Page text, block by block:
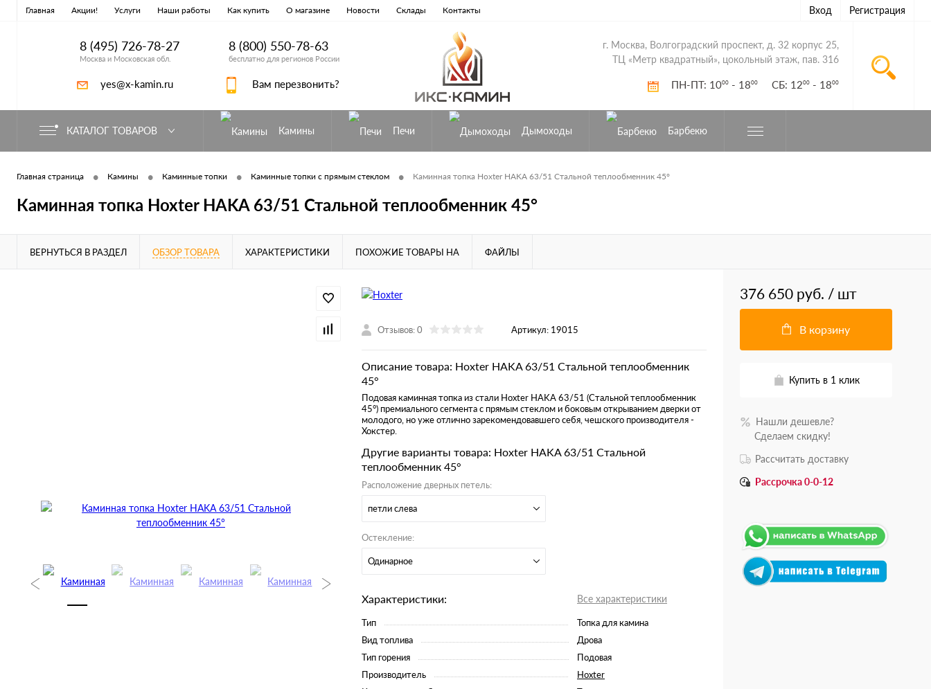
Главная Акции! Услуги Наши работы Как купить О магазине Новости Склады Контакты Вход Регистрация
8 (495) 726-78-27
Москва и Московская обл.
yes@x-kamin.ru
8 (800) 550-78-63
бесплатно для регионов России
Вам перезвонить?
г. Москва, Волгоградский проспект, д. 32 корпус 25,
ТЦ «Метр квадратный», цокольный этаж, пав. 316
ПН-ПТ: 1000 - 1800 СБ: 1200 - 1800
КАТАЛОГ ТОВАРОВ Камины Печи Дымоходы Барбекю
Главная страница • Камины • Каминные топки • Каминные топки с прямым стеклом • Каминная топка Hoxter HAKA 63/51 Стальной теплообменник 45°
Каминная топка Hoxter HAKA 63/51 Стальной теплообменник 45°
ВЕРНУТЬСЯ В РАЗДЕЛ ОБЗОР ТОВАРА ХАРАКТЕРИСТИКИ ПОХОЖИЕ ТОВАРЫ НА ФАЙЛЫ
Отзывов: 0 Артикул: 19015
Описание товара: Hoxter HAKA 63/51 Стальной теплообменник
45°
Подовая каминная топка из стали Hoxter HAKA 63/51 (Стальной теплообменник
45°) премиального сегмента с прямым стеклом и боковым открыванием дверки от
молодого, но уже отлично зарекомендовавшего себя, чешского производителя -
Хокстер.
Другие варианты товара: Hoxter HAKA 63/51 Стальной
теплообменник 45°
Расположение дверных петель:
петли слева
Остекление:
Одинарное
Характеристики: Все характеристики
Тип
Топка для камина
Вид топлива
Дрова
Тип горения
Подовая
Производитель
Hoxter
376 650 руб. / шт
В корзину
Купить в 1 клик
Нашли дешевле?
Сделаем скидку!
Рассчитать доставку
Рассрочка 0-0-12